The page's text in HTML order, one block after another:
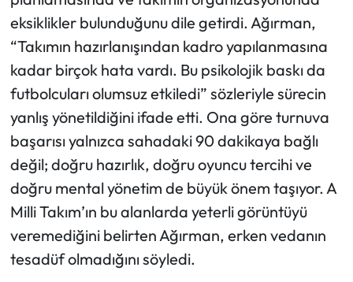
eksiklikler bulunduğunu dile getirdi. Ağırman,
“Takımın hazırlanışından kadro yapılanmasına
kadar birçok hata vardı. Bu psikolojik baskı da
futbolcuları olumsuz etkiledi” sözleriyle sürecin
yanlış yönetildiğini ifade etti. Ona göre turnuva
başarısı yalnızca sahadaki 90 dakikaya bağlı
değil; doğru hazırlık, doğru oyuncu tercihi ve
doğru mental yönetim de büyük önem taşıyor. A
Milli Takım’ın bu alanlarda yeterli görüntüyü
veremediğini belirten Ağırman, erken vedanın
tesadüf olmadığını söyledi.